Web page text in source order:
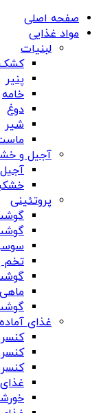
صفحه اصلی
مواد غذایی
لبنیات
پنیر
خامه
دوغ
شیر
آجیل و
آجیل
پروتئینی
تخم
غذای